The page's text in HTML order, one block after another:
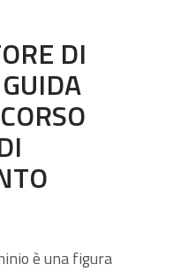
DI
è una figura